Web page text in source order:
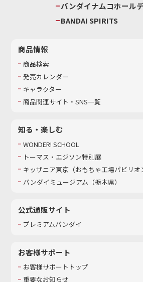
バンダイナムコホール
BANDAI SPIRITS
商品情報
商品検索
発売カレンダー
キャラクター
商品関連サイト・SNS一覧
知る・楽しむ
WONDER! SCHOOL
トーマス・エジソン特別展
キッザニア東京（おもちゃ工場パビリオ
バンダイミュージアム（栃木県）
公式通販サイト
プレミアムバンダイ
お客様サポート
お客様サポートトップ
重要なお知らせ